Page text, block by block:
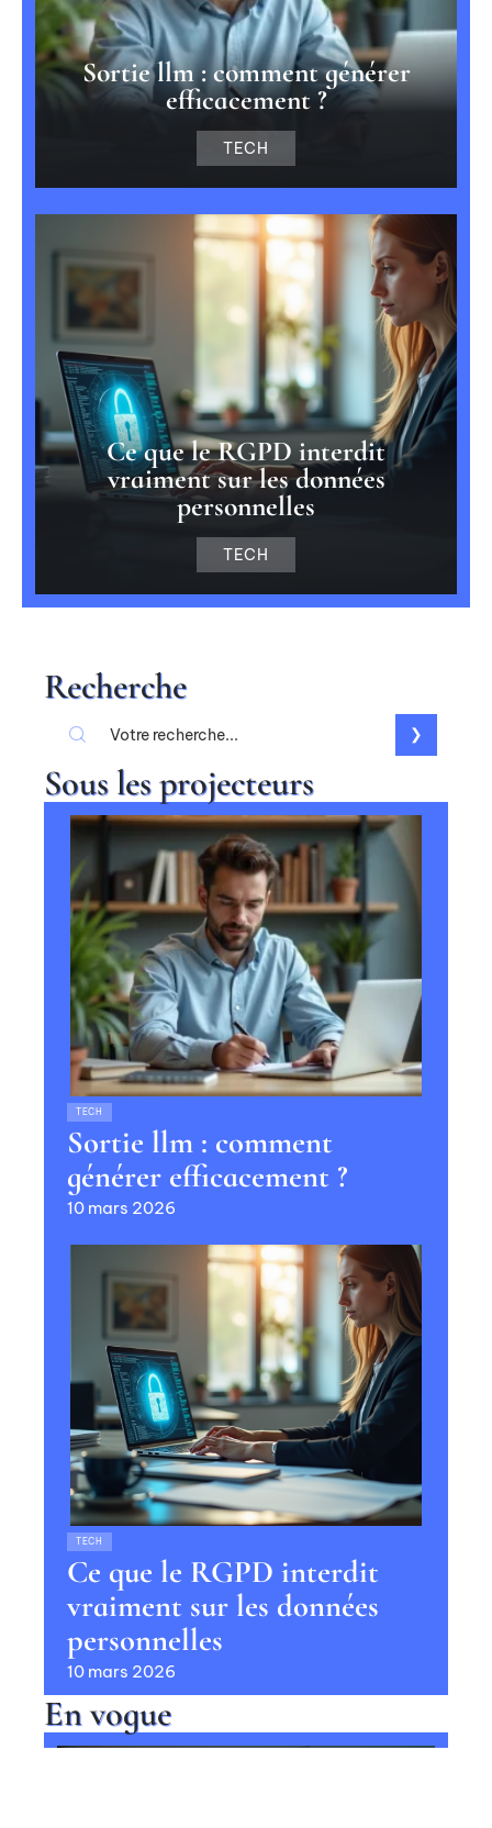
Sortie llm : comment générer
efficacement ?
TECH
Ce que le RGPD interdit
vraiment sur les données
personnelles
TECH
Recherche
Sous les projecteurs
TECH
Sortie llm : comment
générer efficacement ?
10 mars 2026
TECH
Ce que le RGPD interdit
vraiment sur les données
personnelles
10 mars 2026
En vogue